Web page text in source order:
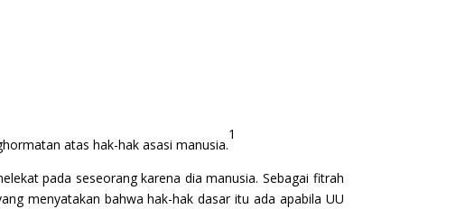
atas hak-hak asasi manusia.
1
pada seseorang karena dia manusia. Sebagai fitrah
menyatakan bahwa hak-hak dasar itu ada apabila UU